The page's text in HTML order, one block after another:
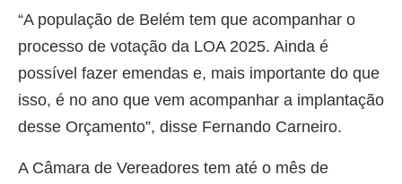
“A população de Belém tem que acompanhar o
processo de votação da LOA 2025. Ainda é
possível fazer emendas e, mais importante do que
isso, é no ano que vem acompanhar a implantação
desse Orçamento”, disse Fernando Carneiro.
A Câmara de Vereadores tem até o mês de